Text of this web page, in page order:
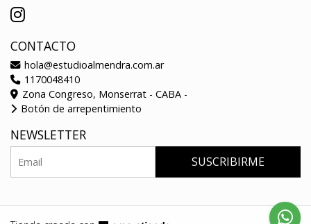
CONTACTO
hola@estudioalmendra.com.ar
1170048410
Zona Congreso, Monserrat - CABA -
Botón de arrepentimiento
NEWSLETTER
SUSCRIBIRME